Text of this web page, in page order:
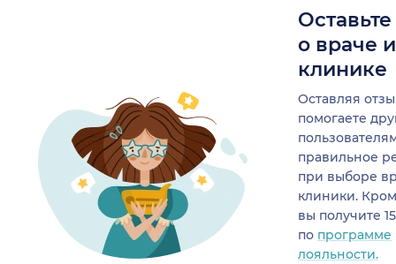
о враче
клинике
Оставляя
помогаете
правильное
при выборе
клиники.
вы получите
по программе
лояльности.